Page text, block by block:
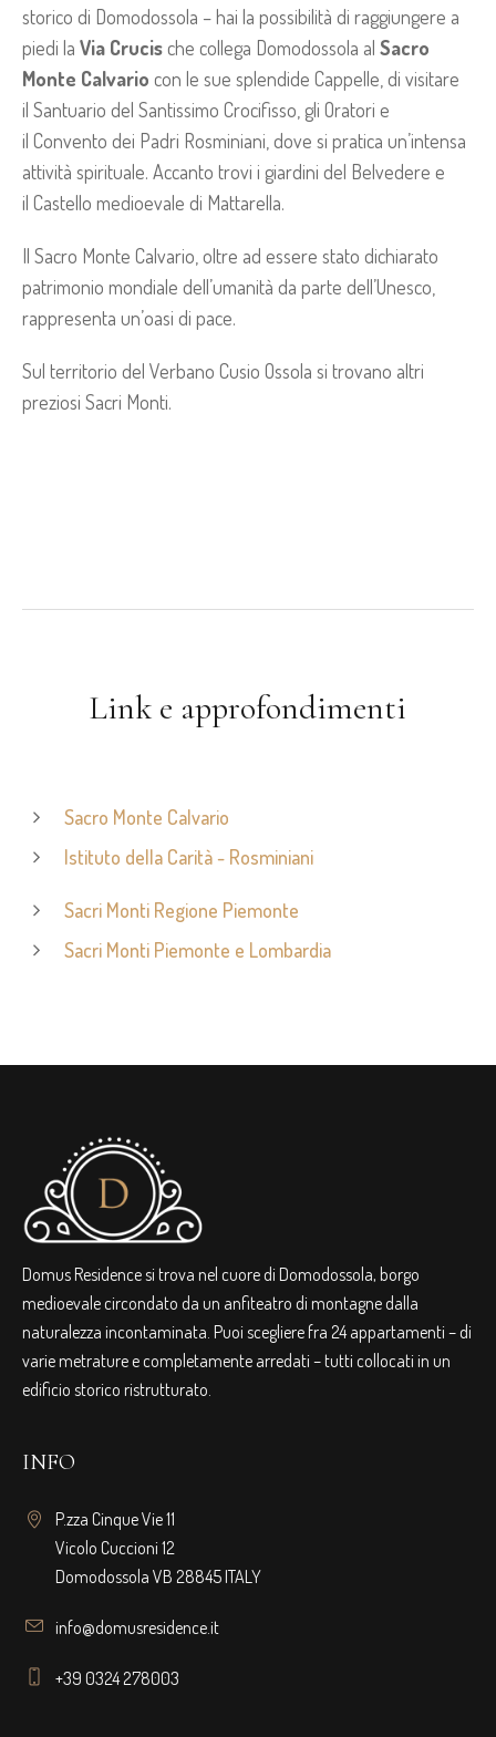
storico di Domodossola – hai la possibilità di raggiungere a
piedi la Via Crucische collega Domodossola al Sacro
Monte Calvario con le sue splendide Cappelle, di visitare
il Santuario del Santissimo Crocifisso, gli Oratori e
il Convento dei Padri Rosminiani, dove si pratica un’intensa
attività spirituale. Accanto trovi i giardini del Belvedere e
il Castello medioevale di Mattarella.
Il Sacro Monte Calvario, oltre ad essere stato dichiarato
patrimonio mondiale dell’umanità da parte dell’Unesco,
rappresenta un’oasi di pace.
Sul territorio del Verbano Cusio Ossola si trovano altri
preziosi Sacri Monti.
Link e approfondimenti
Sacro Monte Calvario
Istituto della Carità - Rosminiani
Sacri Monti Regione Piemonte
Sacri Monti Piemonte e Lombardia
Domus Residence si trova nel cuore di Domodossola, borgo
medioevale circondato da un anfiteatro di montagne dalla
naturalezza incontaminata. Puoi scegliere fra 24 appartamenti – di
varie metrature e completamente arredati – tutti collocati in un
edificio storico ristrutturato.
INFO
P.zza Cinque Vie 11
Vicolo Cuccioni 12
Domodossola VB 28845 ITALY
info@domusresidence.it
+39 0324 278003